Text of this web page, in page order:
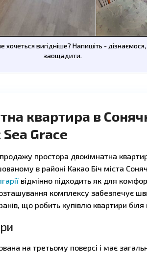
хочеться вигідніше? Напишіть -
заощадити.
квартира в
Grace
простора двокімнатна
в районі Какао Біч міста
відмінно підходить як для
комплексу забезпечує
що робить купівлю квартири
на третьому поверсі і має